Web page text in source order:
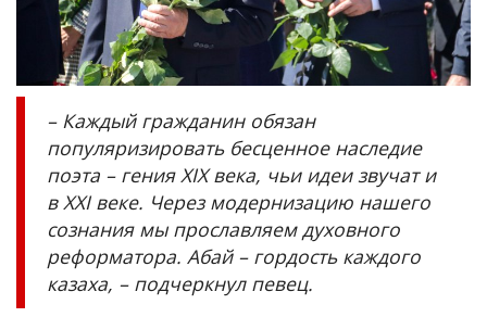
– Каждый гражданин обязан
популяризировать бесценное наследие
поэта – гения XIX века, чьи идеи звучат и
в XXI веке. Через модернизацию нашего
сознания мы прославляем духовного
реформатора. Абай – гордость каждого
казаха, – подчеркнул певец.